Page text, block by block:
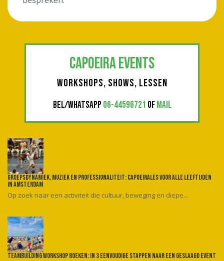
CAPOEIRA EVENTS
WORKSHOPS, SHOWS, LESSEN
BEL/WHATSAPP06-44596721 OFMAIL
Groepsdynamiek, muziek en professionaliteit: Capoeirales voor alle leeftijden
in Amsterdam
Op zoek naar een activiteit die cultuur, beweging en diepe...
Teambuilding workshop boeken: In 3 eenvoudige stappen naar een geslaagd event